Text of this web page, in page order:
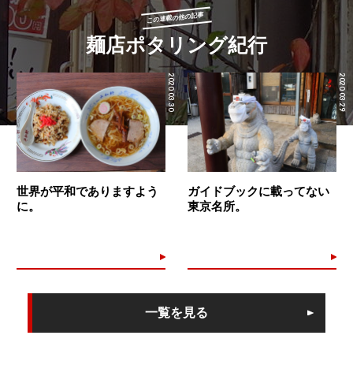
この連載の他の記事
麺店ポタリング紀行
2020.03.30
世界が平和でありますよう
に。
2020.03.29
ガイドブックに載ってない
東京名所。
一覧を見る